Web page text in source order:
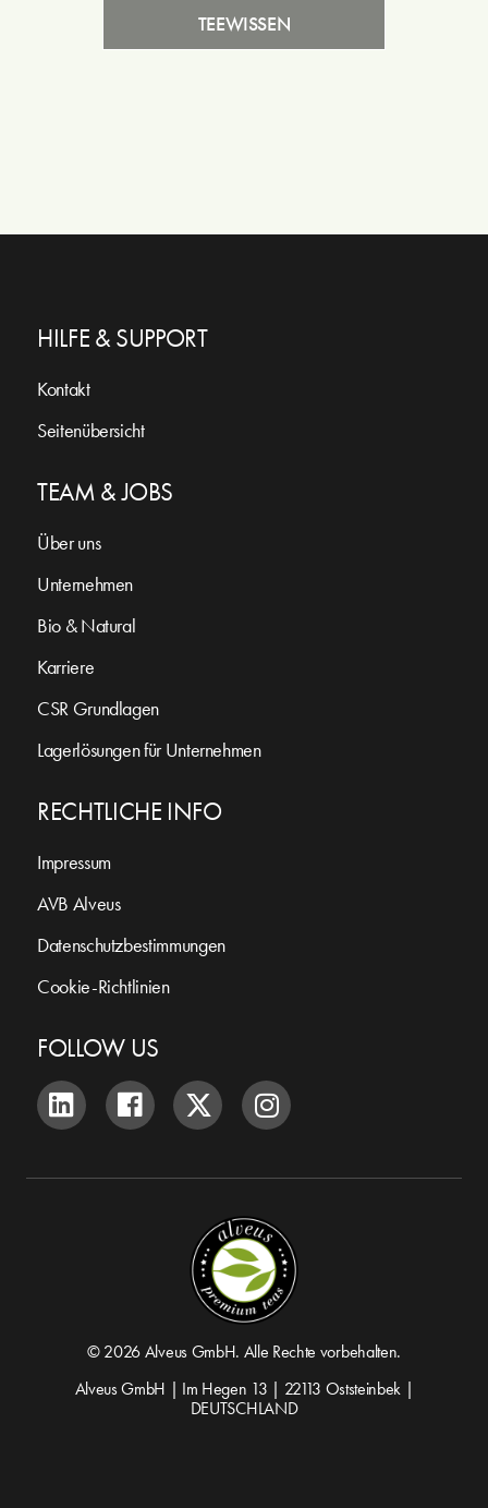
TEEWISSEN
HILFE & SUPPORT
Kontakt
Seitenübersicht
TEAM & JOBS
Über uns
Unternehmen
Bio & Natural
Karriere
CSR Grundlagen
Lagerlösungen für Unternehmen
RECHTLICHE INFO
Impressum
AVB Alveus
Datenschutzbestimmungen
Cookie-Richtlinien
FOLLOW US
© 2026 Alveus GmbH. Alle Rechte vorbehalten.
Alveus GmbH | Im Hegen 13 | 22113 Oststeinbek |
DEUTSCHLAND